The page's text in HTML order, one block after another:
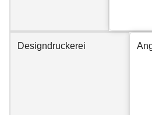
Designdruckerei